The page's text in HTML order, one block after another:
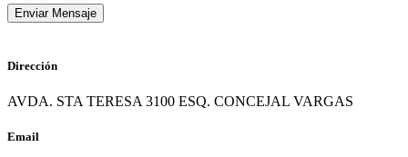
Dirección
AVDA. STA TERESA 3100 ESQ. CONCEJAL VARGAS
Email